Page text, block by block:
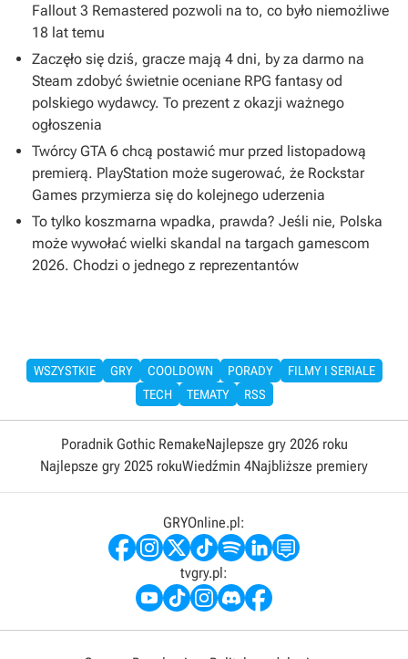
Fallout 3 Remastered pozwoli na to, co było niemożliwe
18 lat temu
Zaczęło się dziś, gracze mają 4 dni, by za darmo na
Steam zdobyć świetnie oceniane RPG fantasy od
polskiego wydawcy. To prezent z okazji ważnego
ogłoszenia
Twórcy GTA 6 chcą postawić mur przed listopadową
premierą. PlayStation może sugerować, że Rockstar
Games przymierza się do kolejnego uderzenia
To tylko koszmarna wpadka, prawda? Jeśli nie, Polska
może wywołać wielki skandal na targach gamescom
2026. Chodzi o jednego z reprezentantów
WSZYSTKIE GRY COOLDOWN PORADY
FILMY I SERIALE
TECH
TEMATY RSS
Poradnik Gothic RemakeNajlepsze gry 2026 roku
Najlepsze gry 2025 rokuWiedźmin 4Najbliższe premiery
GRYOnline.pl:
tvgry.pl: